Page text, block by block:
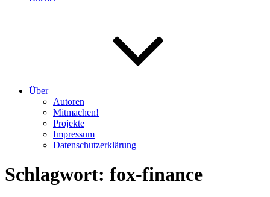
Über
Autoren
Mitmachen!
Projekte
Impressum
Datenschutzerklärung
Schlagwort: fox-finance